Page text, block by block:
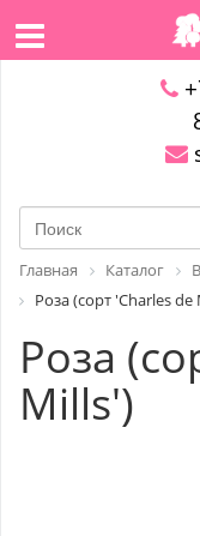
Главная Каталог
Роза (сорт 'Charles de
Роза
Mills')